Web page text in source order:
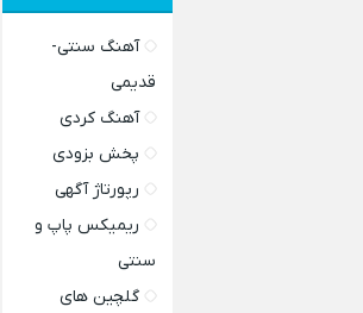
آهنگ سنتی-
قدیمی
آهنگ کردی
پخش بزودی
رپورتاژ آگهی
ریمیکس پاپ و
سنتی
گلچین های